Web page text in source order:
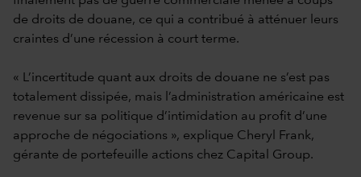
de droits de douane, ce qui a contribué à atténuer leurs
craintes d’une récession à court terme.
« L’incertitude quant aux droits de douane ne s’est pas
totalement dissipée, mais l’administration américaine est
revenue sur sa politique d’intimidation au profit d’une
approche de négociations », explique Cheryl Frank,
gérante de portefeuille actions chez Capital Group.